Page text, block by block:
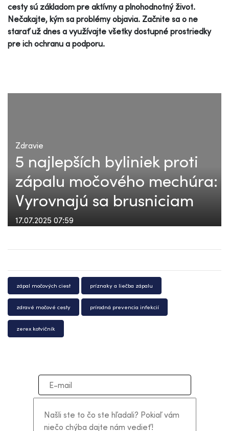
cesty sú základom pre aktívny a plnohodnotný život.
Nečakajte, kým sa problémy objavia. Začnite sa o ne
starať už dnes a využívajte všetky dostupné prostriedky
pre ich ochranu a podporu.
Zdravie
5 najlepších byliniek proti
zápalu močového mechúra:
Vyrovnajú sa brusniciam
17.07.2025 07:59
zápal močových ciest príznaky a liečba zápalu
zdravé močové cesty prírodná prevencia infekcií
zerex kotvičník